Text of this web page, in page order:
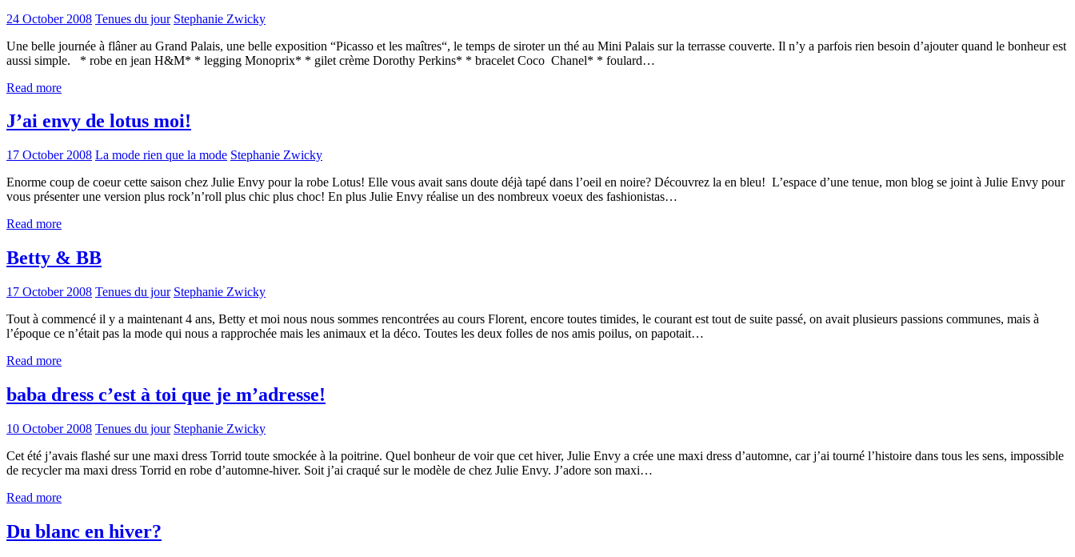
24 October 2008 Tenues du jour Stephanie Zwicky
Une belle journée à flâner au Grand Palais, une belle exposition “Picasso et les maîtres“, le temps de siroter un thé au Mini Palais sur la terrasse couverte. Il n’y a parfois rien besoin d’ajouter quand le bonheur est
aussi simple. * robe en jean H&M* * legging Monoprix* * gilet crème Dorothy Perkins* * bracelet Coco Chanel* * foulard…
Read more
J’ai envy de lotus moi!
17 October 2008 La mode rien que la mode Stephanie Zwicky
Enorme coup de coeur cette saison chez Julie Envy pour la robe Lotus! Elle vous avait sans doute déjà tapé dans l’oeil en noire? Découvrez la en bleu! L’espace d’une tenue, mon blog se joint à Julie Envy pour
vous présenter une version plus rock’n’roll plus chic plus choc! En plus Julie Envy réalise un des nombreux voeux des fashionistas…
Read more
Betty & BB
17 October 2008 Tenues du jour Stephanie Zwicky
Tout à commencé il y a maintenant 4 ans, Betty et moi nous nous sommes rencontrées au cours Florent, encore toutes timides, le courant est tout de suite passé, on avait plusieurs passions communes, mais à
l’époque ce n’était pas la mode qui nous a rapprochée mais les animaux et la déco. Toutes les deux folles de nos amis poilus, on papotait…
Read more
baba dress c’est à toi que je m’adresse!
10 October 2008 Tenues du jour Stephanie Zwicky
Cet été j’avais flashé sur une maxi dress Torrid toute smockée à la poitrine. Quel bonheur de voir que cet hiver, Julie Envy a crée une maxi dress d’automne, car j’ai tourné l’histoire dans tous les sens, impossible
de recycler ma maxi dress Torrid en robe d’automne-hiver. Soit j’ai craqué sur le modèle de chez Julie Envy. J’adore son maxi…
Read more
Du blanc en hiver?